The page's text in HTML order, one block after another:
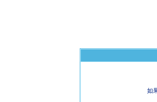
如